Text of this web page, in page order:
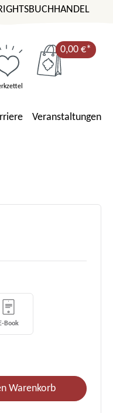
BUCHHANDEL
0,00 €*
Veranstaltungen
E-Book
gewünschten
Warenkorb